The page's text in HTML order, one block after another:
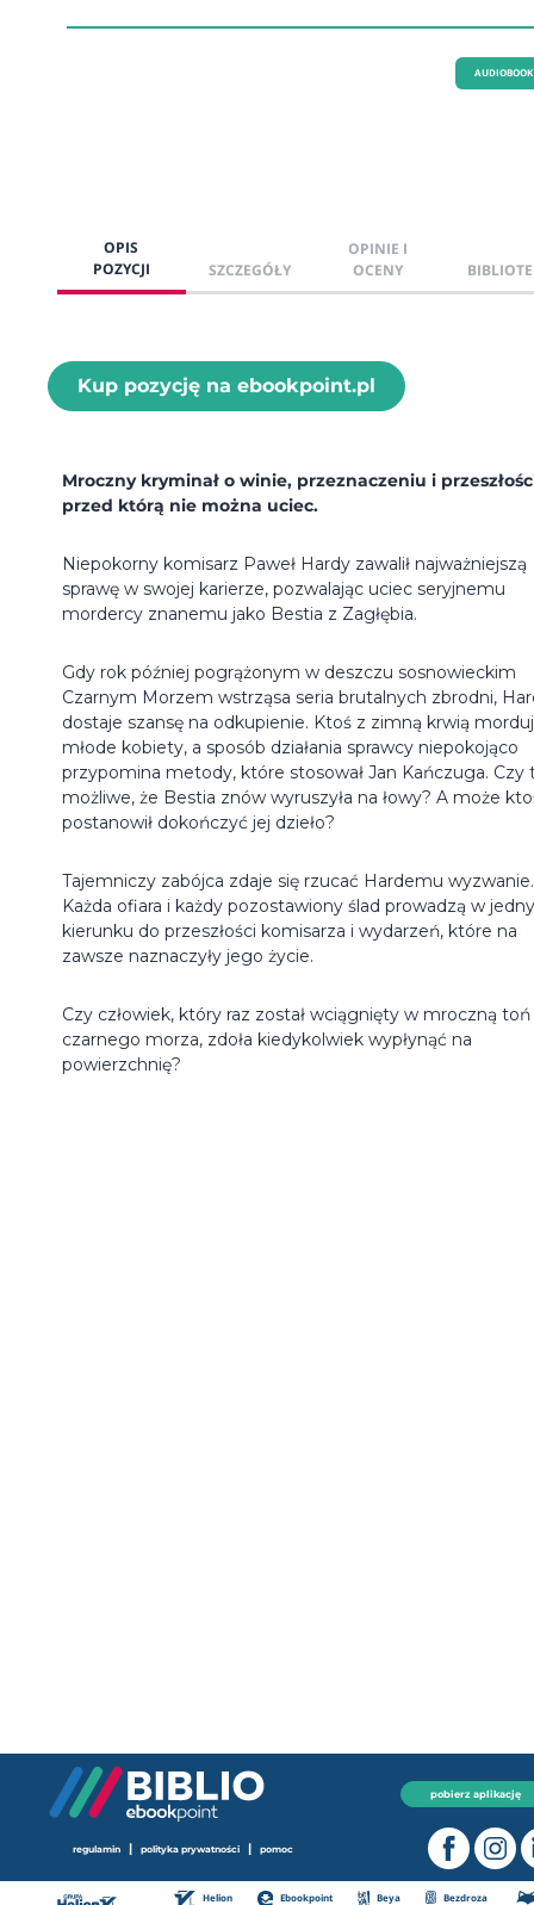
AUDIOBOOK
OPIS
POZYCJI
SZCZEGÓŁY
OPINIE I
OCENY
Kup pozycję na ebookpoint.pl
Mroczny kryminał o winie, przeznaczeniu i
przed którą nie można uciec.
Niepokorny komisarz Paweł Hardy zawalił najważniejszą
sprawę w swojej karierze, pozwalając uciec seryjnemu
mordercy znanemu jako Bestia z Zagłębia.
Gdy rok później pogrążonym w deszczu sosnowieckim
Czarnym Morzem wstrząsa seria brutalnych zbrodni,
dostaje szansę na odkupienie. Ktoś z zimną krwią
młode kobiety, a sposób działania sprawcy niepokojąco
przypomina metody, które stosował Jan Kańczuga. Czy
możliwe, że Bestia znów wyruszyła na łowy? A może
postanowił dokończyć jej dzieło?
Tajemniczy zabójca zdaje się rzucać Hardemu wyzwanie.
Każda ofiara i każdy pozostawiony ślad prowadzą w
kierunku do przeszłości komisarza i wydarzeń, które na
zawsze naznaczyły jego życie.
Czy człowiek, który raz został wciągnięty w mroczną toń
czarnego morza, zdoła kiedykolwiek wypłynąć na
powierzchnię?
pobierz aplikację
regulamin | polityka prywatności | pomoc
Helion Ebookpoint Beya Bezdroza